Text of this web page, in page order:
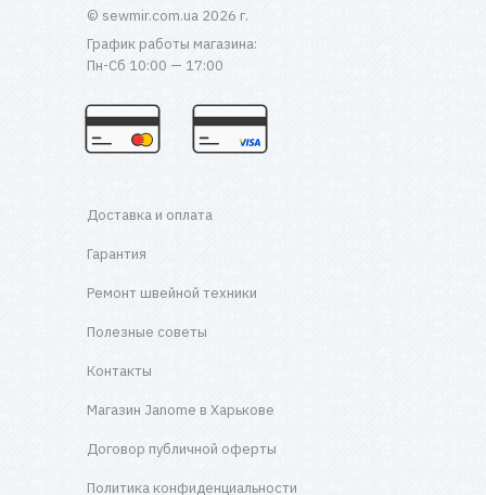
© sewmir.com.ua 2026 г.
График работы магазина:
Пн-Сб 10:00 — 17:00
Доставка и оплата
Гарантия
Ремонт швейной техники
Полезные советы
Контакты
Магазин Janome в Харькове
Договор публичной оферты
Политика конфиденциальности